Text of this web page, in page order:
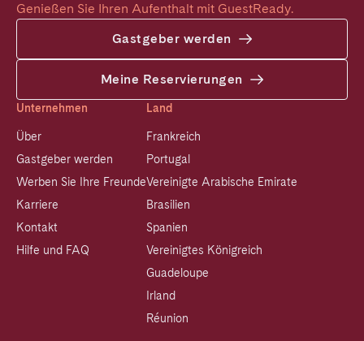
Genießen Sie Ihren Aufenthalt mit GuestReady.
Gastgeber werden
Meine Reservierungen
Unternehmen
Über
Gastgeber werden
Werben Sie Ihre Freunde
Karriere
Kontakt
Hilfe und FAQ
Land
Frankreich
Portugal
Vereinigte Arabische Emirate
Brasilien
Spanien
Vereinigtes Königreich
Guadeloupe
Irland
Réunion